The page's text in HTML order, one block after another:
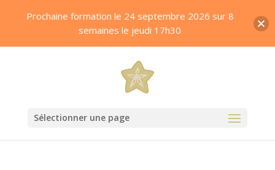
Sélectionner une page
Prochaine formation le 24 septembre 2026 sur 8
semaines le jeudi 17h30